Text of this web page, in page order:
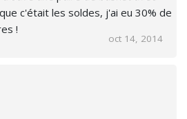
c'était les soldes, j'ai eu 30% de
!
oct 14, 2014